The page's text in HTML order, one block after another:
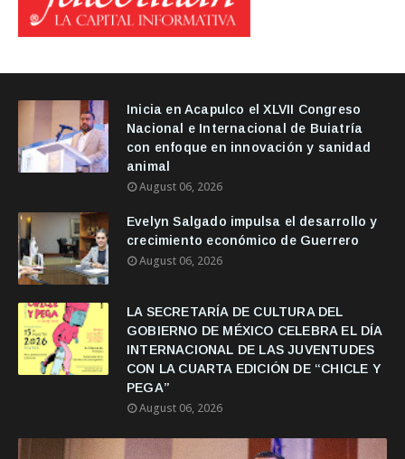
Inicia en Acapulco el XLVII Congreso
Nacional e Internacional de Buiatría
con enfoque en innovación y sanidad
animal
August 06, 2026
Evelyn Salgado impulsa el desarrollo y
crecimiento económico de Guerrero
August 06, 2026
LA SECRETARÍA DE CULTURA DEL
GOBIERNO DE MÉXICO CELEBRA EL DÍA
INTERNACIONAL DE LAS JUVENTUDES
CON LA CUARTA EDICIÓN DE “CHICLE Y
PEGA”
August 06, 2026